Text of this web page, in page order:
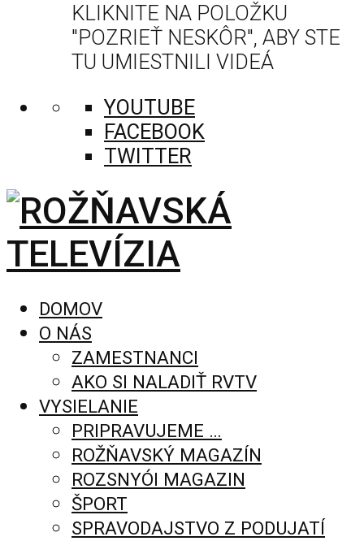
KLIKNITE NA POLOŽKU
"POZRIEŤ NESKÔR", ABY STE
TU UMIESTNILI VIDEÁ
YOUTUBE
FACEBOOK
TWITTER
DOMOV
O NÁS
ZAMESTNANCI
AKO SI NALADIŤ RVTV
VYSIELANIE
PRIPRAVUJEME …
ROŽŇAVSKÝ MAGAZÍN
ROZSNYÓI MAGAZIN
ŠPORT
SPRAVODAJSTVO Z PODUJATÍ